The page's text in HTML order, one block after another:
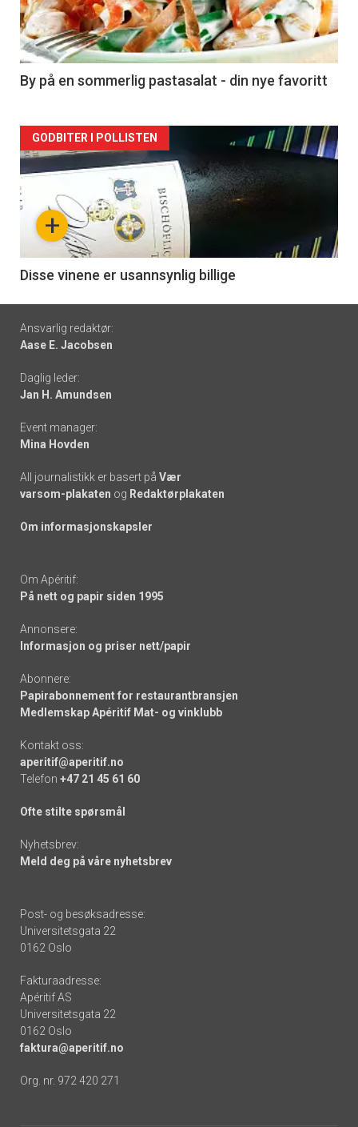
nå
-
5
By på en sommerlig pastasalat - din nye favoritt
Forsiden
akkurat
nå
6
+
GODBITER I POLLISTEN
Disse vinene er usannsynlig billige
Footer
-
links
Ansvarlig redaktør:
Aase E. Jacobsen
Daglig leder:
Jan H. Amundsen
Event manager:
Mina Hovden
All journalistikk er basert på Vær
varsom-plakaten og Redaktørplakaten
Om informasjonskapsler
Om Apéritif:
På nett og papir siden 1995
Annonsere:
Informasjon og priser nett/papir
Abonnere:
Papirabonnement for restaurantbransjen
Medlemskap Apéritif Mat- og vinklubb
Kontakt oss:
aperitif@aperitif.no
Telefon +47 21 45 61 60
Ofte stilte spørsmål
Nyhetsbrev:
Meld deg på våre nyhetsbrev
Post- og besøksadresse:
Universitetsgata 22
0162 Oslo
Fakturaadresse:
Apéritif AS
Universitetsgata 22
0162 Oslo
faktura@aperitif.no
Org. nr. 972 420 271